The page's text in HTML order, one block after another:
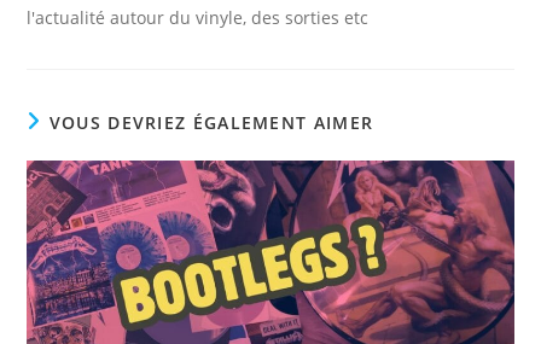
l'actualité autour du vinyle, des sorties etc
VOUS DEVRIEZ ÉGALEMENT AIMER